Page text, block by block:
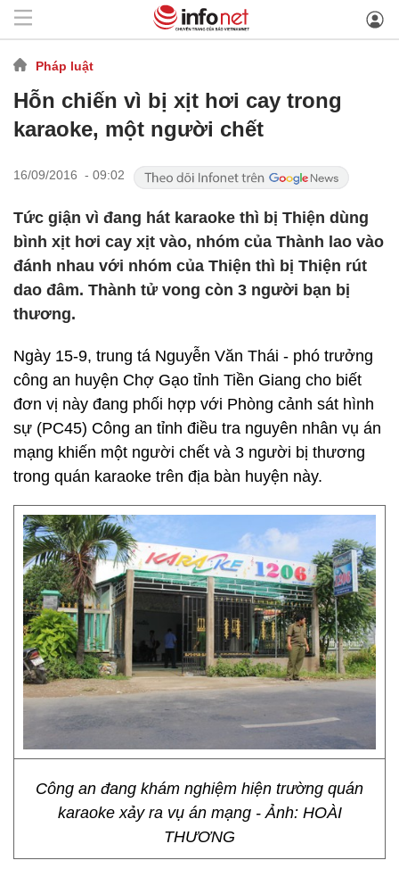
Pháp luật
Hỗn chiến vì bị xịt hơi cay trong
karaoke, một người chết
16/09/2016 - 09:02
Tức giận vì đang hát karaoke thì bị Thiện dùng
bình xịt hơi cay xịt vào, nhóm của Thành lao vào
đánh nhau với nhóm của Thiện thì bị Thiện rút
dao đâm. Thành tử vong còn 3 người bạn bị
thương.
Ngày 15-9, trung tá Nguyễn Văn Thái - phó trưởng
công an huyện Chợ Gạo tỉnh Tiền Giang cho biết
đơn vị này đang phối hợp với Phòng cảnh sát hình
sự (PC45) Công an tỉnh điều tra nguyên nhân vụ án
mạng khiến một người chết và 3 người bị thương
trong quán karaoke trên địa bàn huyện này.
Công an đang khám nghiệm hiện trường quán
karaoke xảy ra vụ án mạng - Ảnh: HOÀI
THƯƠNG